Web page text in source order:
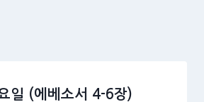
일 (에베소서 4-6장)